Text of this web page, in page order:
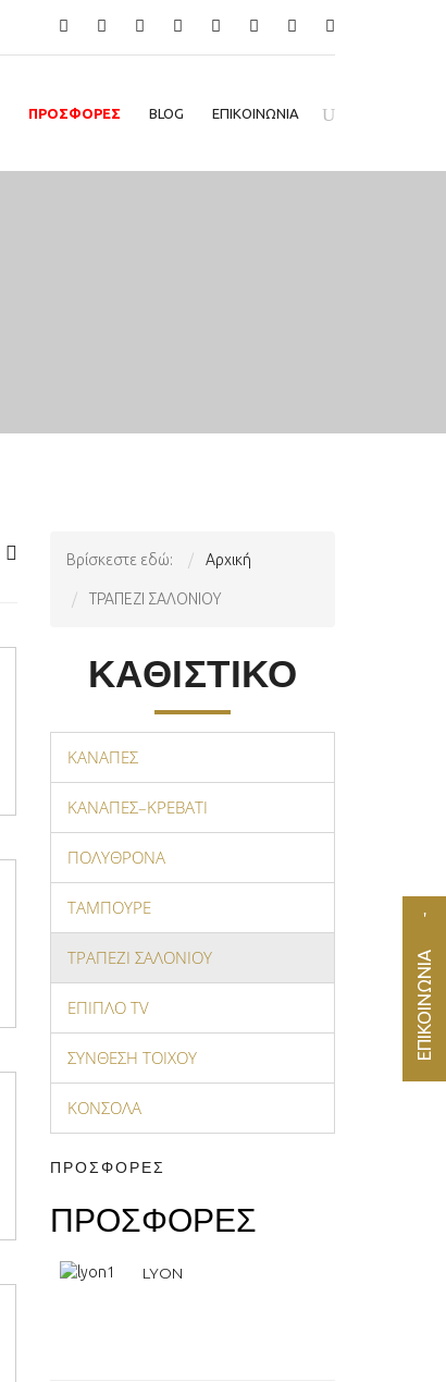
ΠΡΟΣΦΟΡΕΣ BLOG ΕΠΙΚΟΙΝΩΝΙΑ
Βρίσκεστε εδώ: Αρχική
ΤΡΑΠΕΖΙ ΣΑΛΟΝΙΟΥ
ΚΑΘΙΣΤΙΚΟ
ΚΑΝΑΠΕΣ
ΚΑΝΑΠΕΣ–ΚΡΕΒΑΤΙ
ΠΟΛΥΘΡΟΝΑ
ΤΑΜΠΟΥΡΕ
ΤΡΑΠΕΖΙ ΣΑΛΟΝΙΟΥ
ΕΠΙΠΛΟ ΤV
ΣΥΝΘΕΣΗ ΤΟΙΧΟΥ
ΚΟΝΣΟΛΑ
ΠΡΟΣΦΟΡΕΣ
ΠΡΟΣΦΟΡΕΣ
LYON
ΕΠΙΚΟΙΝΩΝΙΑ